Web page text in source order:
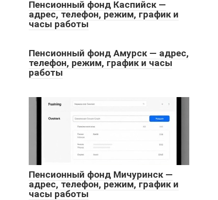
Пенсионный фонд Каспийск —
адрес, телефон, режим, график и
часы работы
Пенсионный фонд Амурск — адрес,
телефон, режим, график и часы
работы
Пенсионный фонд Мичуринск —
адрес, телефон, режим, график и
часы работы